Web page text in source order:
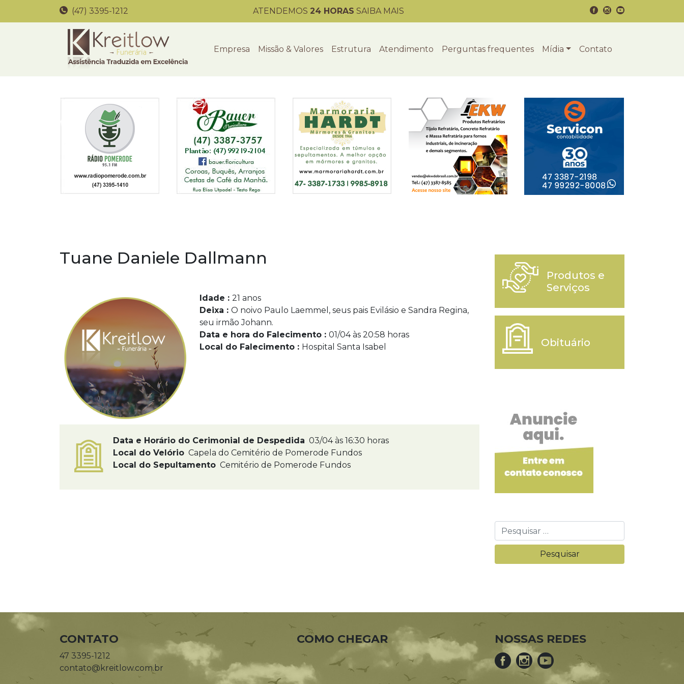
(47) 3395-1212 ATENDEMOS 24 HORAS SAIBA MAIS
Empresa Missão & Valores Estrutura Atendimento Perguntas frequentes Mídia Contato
Tuane Daniele Dallmann
Idade : 21 anos
Deixa : O noivo Paulo Laemmel, seus pais Evilásio e Sandra Regina,
seu irmão Johann.
Data e hora do Falecimento : 01/04 às 20:58 horas
Local do Falecimento : Hospital Santa Isabel
Data e Horário do Cerimonial de Despedida 03/04 às 16:30 horas
Local do Velório Capela do Cemitério de Pomerode Fundos
Local do Sepultamento Cemitério de Pomerode Fundos
Produtos e
Serviços
Obituário
CONTATO
47 3395-1212
contato@kreitlow.com.br
COMO CHEGAR NOSSAS REDES